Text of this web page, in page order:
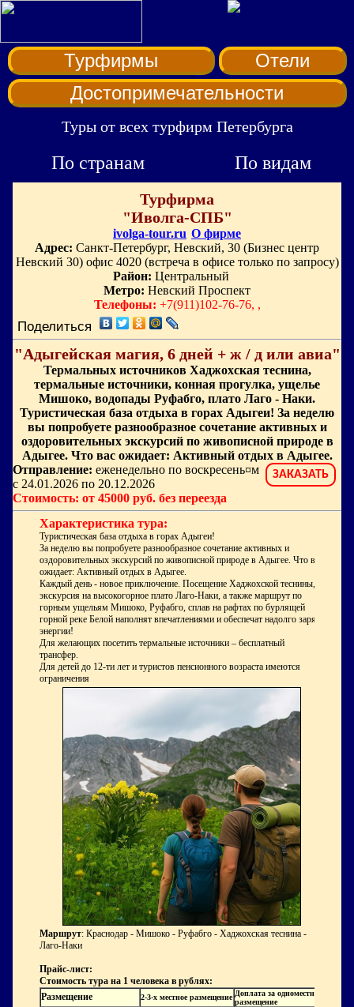
Турфирмы
Отели
Достопримечательности
Туры от всех турфирм Петербурга
По странам По видам
Турфирма
"Иволга-СПБ"
ivolga-tour.ru О фирме
Адрес: Санкт-Петербург, Невский, 30 (Бизнес центр
Невский 30) офис 4020 (встреча в офисе только по запросу)
Район: Центральный
Метро: Невский Проспект
Телефоны: +7(911)102-76-76, ,
Поделиться
"Адыгейская магия, 6 дней + ж / д или авиа"
Термальных источников Хаджохская теснина,
термальные источники, конная прогулка, ущелье
Мишоко, водопады Руфабго, плато Лаго - Наки.
Туристическая база отдыха в горах Адыгеи! За неделю
вы попробуете разнообразное сочетание активных и
оздоровительных экскурсий по живописной природе в
Адыгее. Что вас ожидает: Активный отдых в Адыгее.
ЗАКАЗАТЬ
Отправление: еженедельно по воскресень¤м
с 24.01.2026 по 20.12.2026
Стоимость: от 45000 руб. без переезда
Характеристика тура:
Туристическая база отдыха в горах Адыгеи!
За неделю вы попробуете разнообразное сочетание активных и
оздоровительных экскурсий по живописной природе в Адыгее. Что вас
ожидает: Активный отдых в Адыгее.
Каждый день - новое приключение. Посещение Хаджохской теснины,
экскурсия на высокогорное плато Лаго-Наки, а также маршрут по
горным ущельям Мишоко, Руфабго, сплав на рафтах по бурлящей
горной реке Белой наполнят впечатлениями и обеспечат надолго заряд
энергии!
Для желающих посетить термальные источники – бесплатный
трансфер.
Для детей до 12-ти лет и туристов пенсионного возраста имеются
ограничения
Маршрут: Краснодар - Мишоко - Руфабго - Хаджохская теснина -
Лаго-Наки
Прайс-лист:
Стоимость тура на 1 человека в рублях:
Размещение
2-3-х местное размещение Доплата за одноместное
размещение